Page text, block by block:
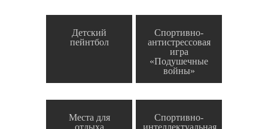
Детский
пейнтбол
Спортивно-
антистрессовая
игра
«Подушечные
войны»
Места для
Спортивно-